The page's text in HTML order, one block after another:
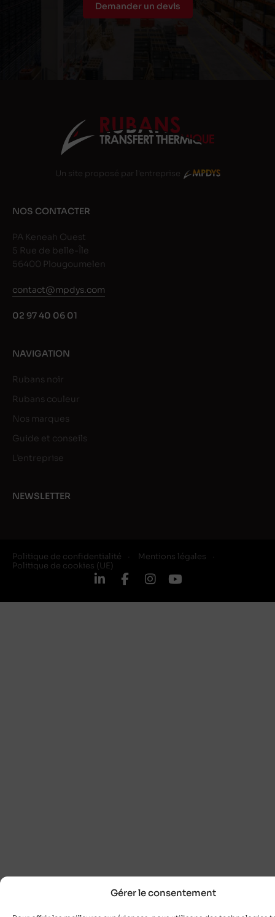
Gérer le consentement
Demander un devis
Un site proposé par l'entreprise
NOS CONTACTER
PA Keneah Ouest
5 Rue de belle-Île
56400 Plougoumelen
contact@mpdys.com
02 97 40 06 01
NAVIGATION
Rubans noir
Rubans couleur
Nos marques
Guide et conseils
L’entreprise
NEWSLETTER
Politique de confidentialité
Mentions légales
Politique de cookies (UE)